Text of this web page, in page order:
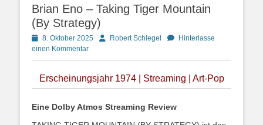
Brian Eno – Taking Tiger Mountain
(By Strategy)
Posted
on
8. Oktober 2025 AutorRobert Schlegel
Hinterlasse
einen Kommentar
Erscheinungsjahr 1974 | Streaming | Art-Pop
Eine Dolby Atmos Streaming Review